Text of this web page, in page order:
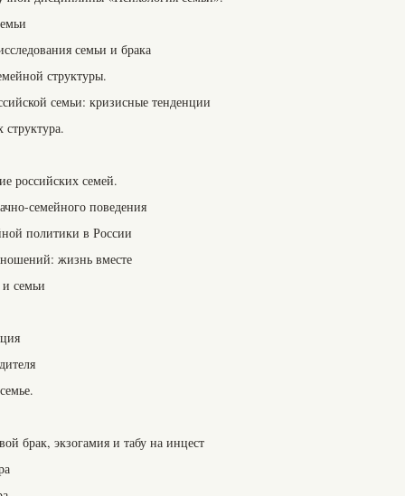
семьи и брака
структуры.
семьи: кризисные тенденции
российских семей.
семейного поведения
политики в России
жизнь вместе
и семьи
брак, экзогамия и табу на инцест